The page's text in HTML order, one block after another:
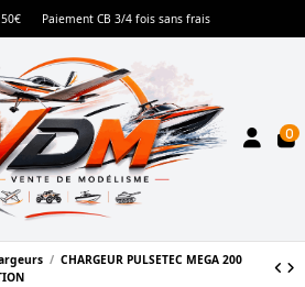
Paiement CB 3/4 fois sans frais
0
CHARGEUR PULSETEC MEGA 200